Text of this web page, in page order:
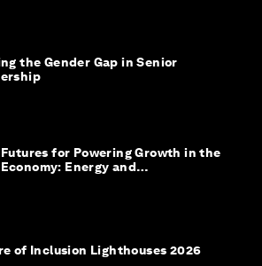
the Gender Gap in Senior
Futures for Powering Growth in the
Energy and
of Inclusion Lighthouses 2026